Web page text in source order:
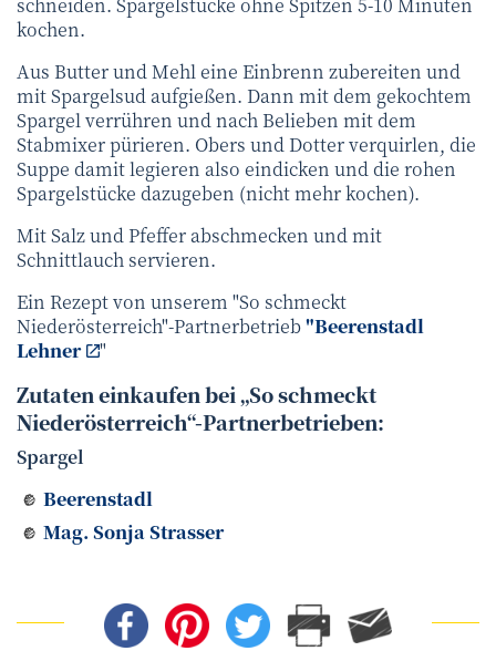
kochen.
Aus Butter und Mehl eine Einbrenn zubereiten und
mit Spargelsud aufgießen. Dann mit dem gekochtem
Spargel verrühren und nach Belieben mit dem
Stabmixer pürieren. Obers und Dotter verquirlen, die
Suppe damit legieren also eindicken und die rohen
Spargelstücke dazugeben (nicht mehr kochen).
Mit Salz und Pfeffer abschmecken und mit
Schnittlauch servieren.
Ein Rezept von unserem "So schmeckt
Niederösterreich"-Partnerbetrieb"Beerenstadl
Lehner
"
Zutaten einkaufen bei „So schmeckt
Niederösterreich“-Partnerbetrieben:
Spargel
Beerenstadl
Mag. Sonja Strasser